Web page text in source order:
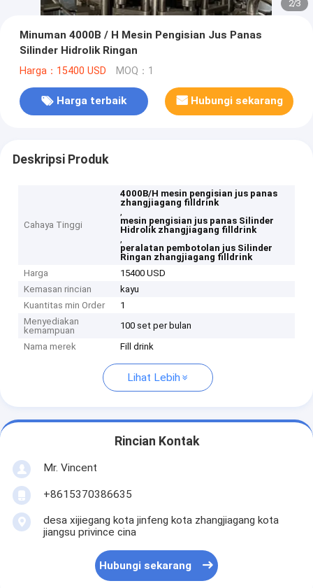
2/3
Minuman 4000B / H Mesin Pengisian Jus Panas
Silinder Hidrolik Ringan
Harga：15400 USD MOQ：1
Harga terbaik Hubungi sekarang
Deskripsi Produk
Cahaya Tinggi
4000B/H mesin pengisian jus panas
zhangjiagang filldrink
,
mesin pengisian jus panas Silinder
Hidrolik zhangjiagang filldrink
,
peralatan pembotolan jus Silinder
Ringan zhangjiagang filldrink
Harga
15400 USD
Kemasan rincian
kayu
Kuantitas min Order
1
Menyediakan
kemampuan
100 set per bulan
Nama merek
Fill drink
Lihat Lebih
Rincian Kontak
Mr. Vincent
+8615370386635
desa xijiegang kota jinfeng kota zhangjiagang kota
jiangsu privince cina
Hubungi sekarang